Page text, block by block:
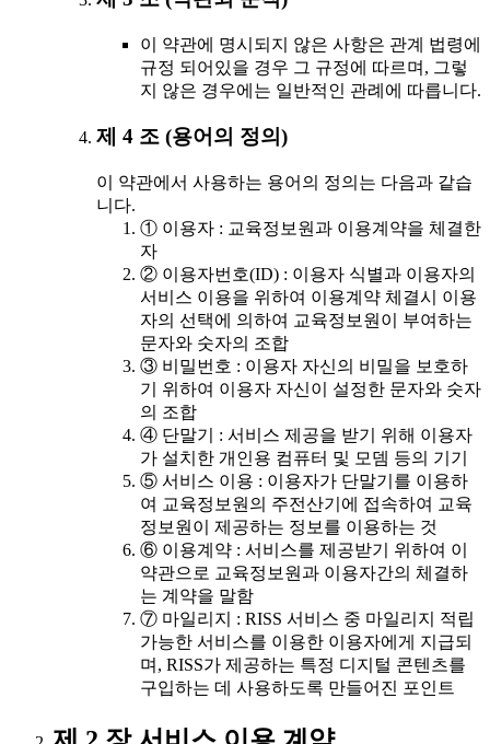
이 약관에 명시되지 않은 사항은 관계 법령에
규정 되어있을 경우 그 규정에 따르며, 그렇
지 않은 경우에는 일반적인 관례에 따릅니다.
제 4 조 (용어의 정의)
이 약관에서 사용하는 용어의 정의는 다음과 같습
니다.
① 이용자 : 교육정보원과 이용계약을 체결한
자
② 이용자번호(ID) : 이용자 식별과 이용자의
서비스 이용을 위하여 이용계약 체결시 이용
자의 선택에 의하여 교육정보원이 부여하는
문자와 숫자의 조합
③ 비밀번호 : 이용자 자신의 비밀을 보호하
기 위하여 이용자 자신이 설정한 문자와 숫자
의 조합
④ 단말기 : 서비스 제공을 받기 위해 이용자
가 설치한 개인용 컴퓨터 및 모뎀 등의 기기
⑤ 서비스 이용 : 이용자가 단말기를 이용하
여 교육정보원의 주전산기에 접속하여 교육
정보원이 제공하는 정보를 이용하는 것
⑥ 이용계약 : 서비스를 제공받기 위하여 이
약관으로 교육정보원과 이용자간의 체결하
는 계약을 말함
⑦ 마일리지 : RISS 서비스 중 마일리지 적립
가능한 서비스를 이용한 이용자에게 지급되
며, RISS가 제공하는 특정 디지털 콘텐츠를
구입하는 데 사용하도록 만들어진 포인트